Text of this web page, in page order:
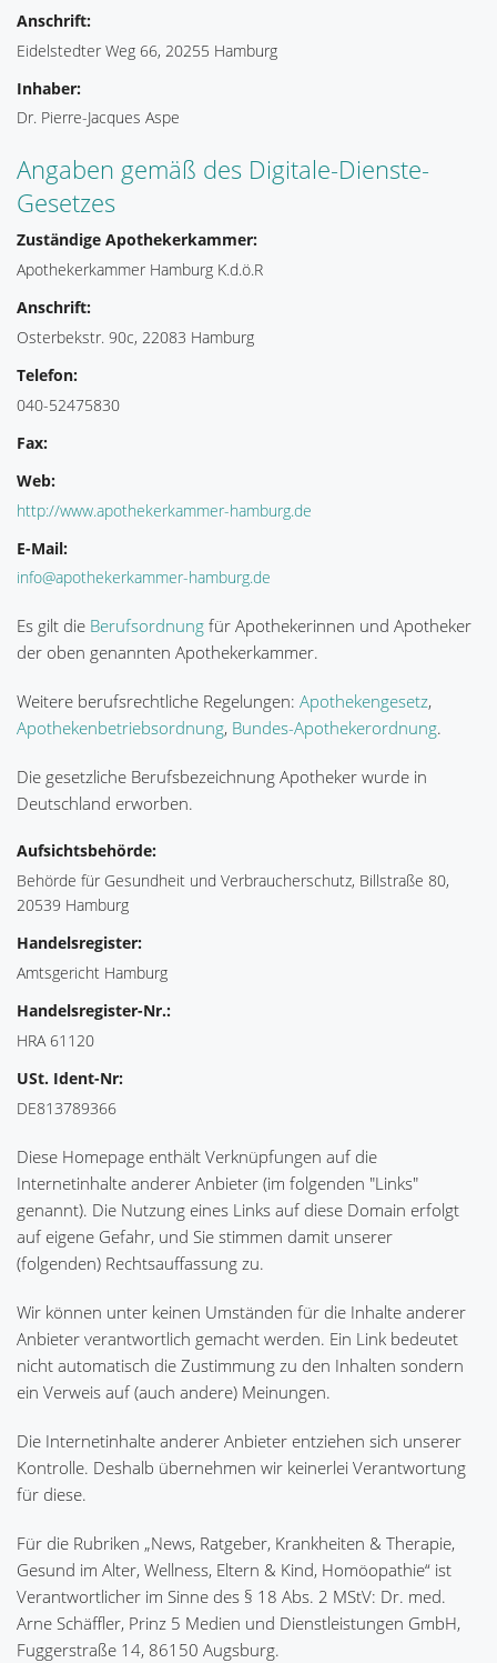
Anschrift:
Eidelstedter Weg 66, 20255 Hamburg
Inhaber:
Dr. Pierre-Jacques Aspe
Angaben gemäß des Digitale-Dienste-
Gesetzes
Zuständige Apothekerkammer:
Apothekerkammer Hamburg K.d.ö.R
Anschrift:
Osterbekstr. 90c, 22083 Hamburg
Telefon:
040-52475830
Fax:
Web:
http://www.apothekerkammer-hamburg.de
E-Mail:
info@apothekerkammer-hamburg.de
Es gilt die Berufsordnung für Apothekerinnen und Apotheker
der oben genannten Apothekerkammer.
Weitere berufsrechtliche Regelungen: Apothekengesetz,
Apothekenbetriebsordnung, Bundes-Apothekerordnung.
Die gesetzliche Berufsbezeichnung Apotheker wurde in
Deutschland erworben.
Aufsichtsbehörde:
Behörde für Gesundheit und Verbraucherschutz, Billstraße 80,
20539 Hamburg
Handelsregister:
Amtsgericht Hamburg
Handelsregister-Nr.:
HRA 61120
USt. Ident-Nr:
DE813789366
Diese Homepage enthält Verknüpfungen auf die
Internetinhalte anderer Anbieter (im folgenden "Links"
genannt). Die Nutzung eines Links auf diese Domain erfolgt
auf eigene Gefahr, und Sie stimmen damit unserer
(folgenden) Rechtsauffassung zu.
Wir können unter keinen Umständen für die Inhalte anderer
Anbieter verantwortlich gemacht werden. Ein Link bedeutet
nicht automatisch die Zustimmung zu den Inhalten sondern
ein Verweis auf (auch andere) Meinungen.
Die Internetinhalte anderer Anbieter entziehen sich unserer
Kontrolle. Deshalb übernehmen wir keinerlei Verantwortung
für diese.
Für die Rubriken „News, Ratgeber, Krankheiten & Therapie,
Gesund im Alter, Wellness, Eltern & Kind, Homöopathie“ ist
Verantwortlicher im Sinne des § 18 Abs. 2 MStV: Dr. med.
Arne Schäffler, Prinz 5 Medien und Dienstleistungen GmbH,
Fuggerstraße 14, 86150 Augsburg.